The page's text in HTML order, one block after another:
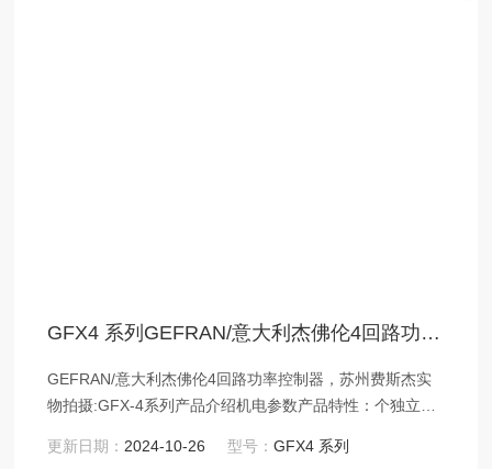
GFX4 系列GEFRAN/意大利杰佛伦4回路功率控制器
GEFRAN/意大利杰佛伦4回路功率控制器，苏州费斯杰实
物拍摄:GFX-4系列产品介绍机电参数产品特性：个独立的
更新日期： 2024-10-26 型号：GFX4 系列